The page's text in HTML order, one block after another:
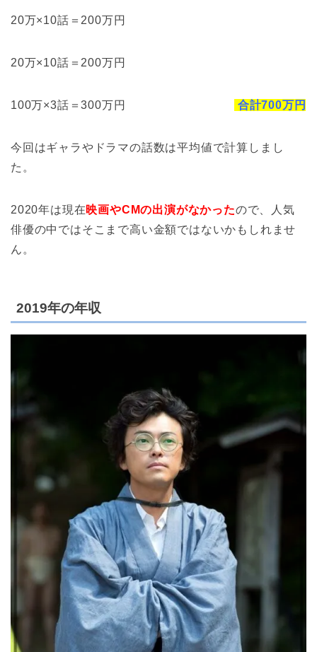
20万×10話＝200万円
20万×10話＝200万円
100万×3話＝300万円 合計700万円
今回はギャラやドラマの話数は平均値で計算しまし
た。
2020年は現在映画やCMの出演がなかったので、人気
俳優の中ではそこまで高い金額ではないかもしれませ
ん。
2019年の年収